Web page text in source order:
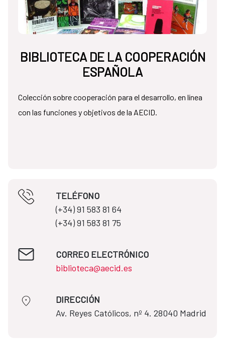
BIBLIOTECA DE LA COOPERACIÓN
ESPAÑOLA
Colección sobre cooperación para el desarrollo, en línea
con las funciones y objetivos de la AECID.
TELÉFONO
(+34) 91 583 81 64​​
(+34) 91 583 81 75
CORREO ELECTRÓNICO
biblioteca@aecid.es
DIRECCIÓN
​​​​​​​Av. Reyes Católicos, nº 4. 28040 Madrid